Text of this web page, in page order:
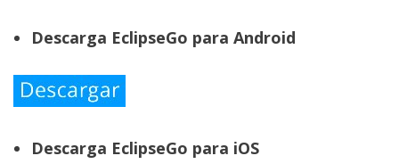
Descarga EclipseGo para Android
Descarga EclipseGo para iOS